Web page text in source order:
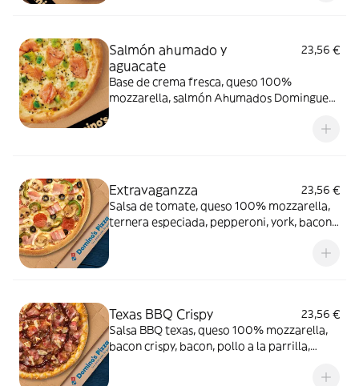
Salmón ahumado y
aguacate
23,56 €
Base de crema fresca, queso 100%
mozzarella, salmón Ahumados Dominguez
Extravaganzza
23,56 €
Salsa de tomate, queso 100% mozzarella,
ternera especiada, pepperoni, york, bacon,
Texas BBQ Crispy
23,56 €
Salsa BBQ texas, queso 100% mozzarella,
bacon crispy, bacon, pollo a la parrilla,